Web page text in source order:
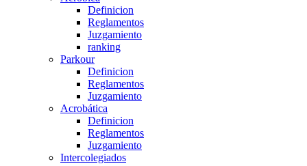
Definicion
Reglamentos
Juzgamiento
ranking
Parkour
Definicion
Reglamentos
Juzgamiento
Acrobática
Definicion
Reglamentos
Juzgamiento
Intercolegiados